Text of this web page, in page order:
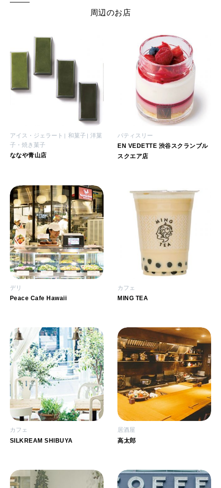
周辺のお店
アイス・ジェラート 和菓子
洋菓
子・焼き菓子
ななや青山店
パティスリー
EN VEDETTE 渋谷スクランブル
スクエア店
デリ
Peace Cafe Hawaii
カフェ
MING TEA
カフェ
SILKREAM SHIBUYA
居酒屋
高太郎